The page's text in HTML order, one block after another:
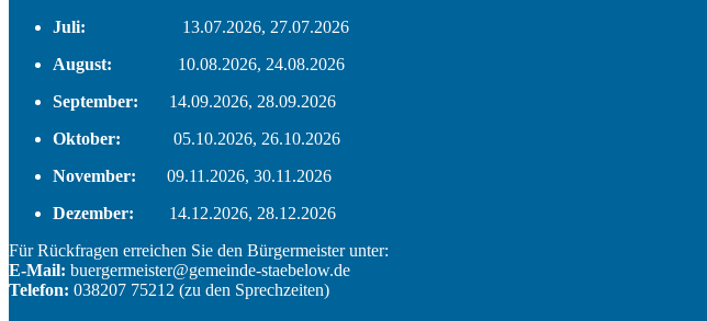
Juli: 13.07.2026, 27.07.2026
August: 10.08.2026, 24.08.2026
September: 14.09.2026, 28.09.2026
Oktober: 05.10.2026, 26.10.2026
November: 09.11.2026, 30.11.2026
Dezember: 14.12.2026, 28.12.2026
Für Rückfragen erreichen Sie den Bürgermeister unter:
E-Mail: buergermeister@gemeinde-staebelow.de
Telefon: 038207 75212 (zu den Sprechzeiten)